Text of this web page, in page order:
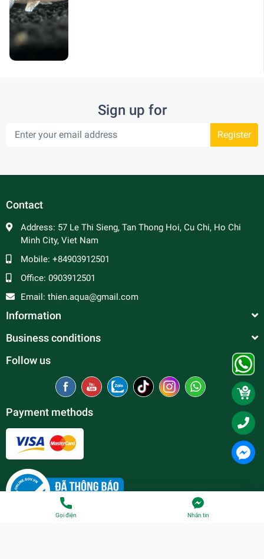
Sign up for
Register
Contact
Address: 57 Le Thi Sieng, Tan Thong Hoi, Cu Chi, Ho Chi
Minh City, Viet Nam
Mobile: +84903912501
Office: 0903912501
Email: thien.aqua@gmail.com
Information
Business conditions
Follow us
Payment methods
Gọi điện Nhắn tin